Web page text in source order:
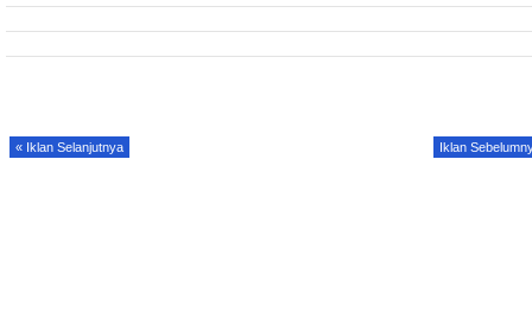
« Iklan Selanjutnya Iklan